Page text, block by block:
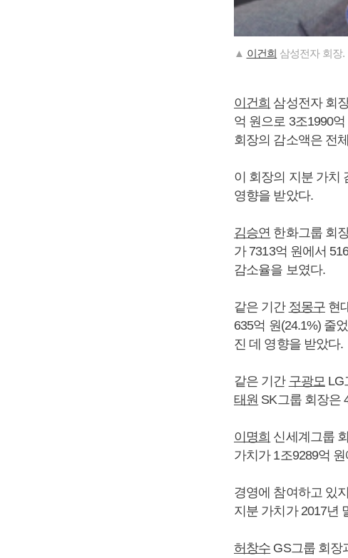
▲ 이건희 삼성전자 회장.
이건희 삼성전자 회
억 원으로 3조1990
회장의 감소액은 전
이 회장의 지분 가치
영향을 받았다.
김승연 한화그룹 회
가 7313억 원에서
감소율을 보였다.
같은 기간 정몽구현
635억 원(24.1%) 줄
진 데 영향을 받았다.
같은 기간 구광모 LG
태원 SK그룹 회장은
이명희 신세계그룹
가치가 1조9289억
경영에 참여하고 있
지분 가치가 2017년
허창수 GS그룹 회장